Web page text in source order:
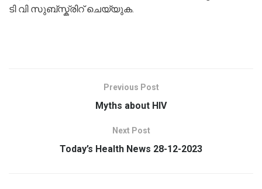
ടി വി സുബ്സ്ക്രിറ് ചെയ്യുക.
Previous Post
Myths about HIV
Next Post
Today’s Health News 28-12-2023